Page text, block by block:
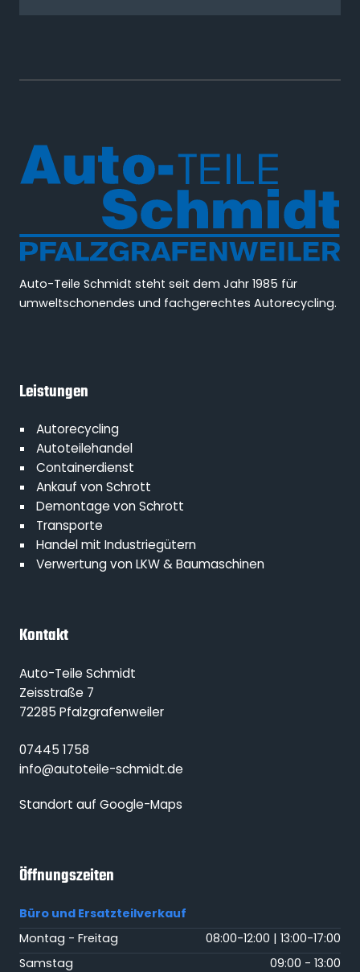
Auto-Teile Schmidt steht seit dem Jahr 1985 für
umweltschonendes und fachgerechtes Autorecycling.
Leistungen
Autorecycling
Autoteilehandel
Containerdienst
Ankauf von Schrott
Demontage von Schrott
Transporte
Handel mit Industriegütern
Verwertung von LKW & Baumaschinen
Kontakt
Auto-Teile Schmidt
Zeisstraße 7
72285 Pfalzgrafenweiler
07445 1758
info@autoteile-schmidt.de
Standort auf Google-Maps
Öffnungszeiten
Büro und Ersatzteilverkauf
Montag - Freitag
08:00-12:00 | 13:00-17:00
Samstag
09:00 - 13:00